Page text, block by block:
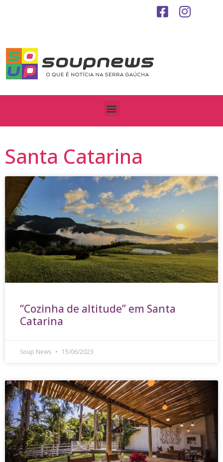
Santa Catarina
“Cozinha de altitude” em Santa
Catarina
Soup News 15/06/2023